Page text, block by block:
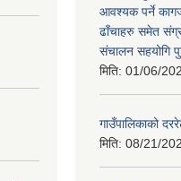
आवश्यक पर्ने
ढाँचाहरु समेत
संचालन सहयोगि
मिति: 01/06/
गाउँपालिकाको
मिति: 08/21/